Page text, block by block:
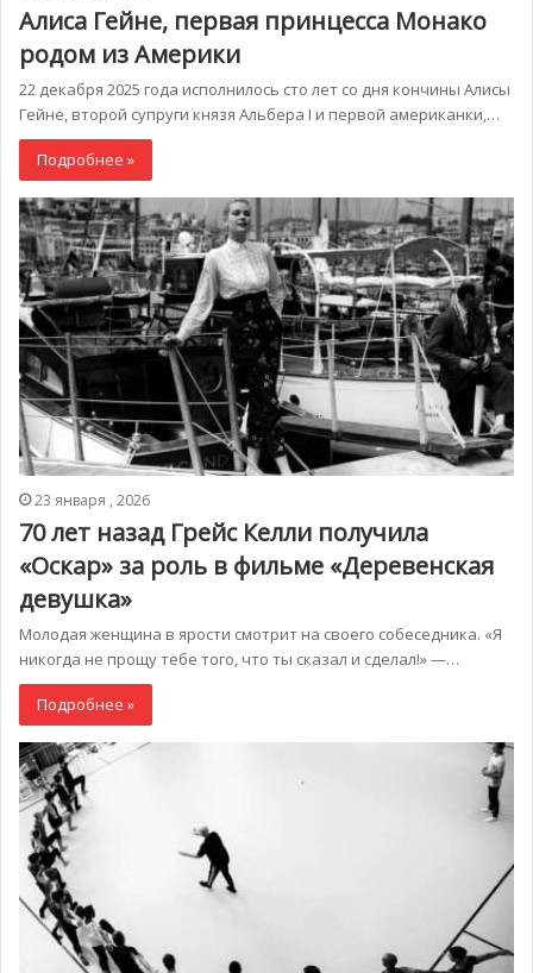
Алиса Гейне, первая принцесса Монако
родом из Америки
22 декабря 2025 года исполнилось сто лет со дня кончины Алисы
Гейне, второй супруги князя Альбера I и первой американки,…
Подробнее »
23 января , 2026
70 лет назад Грейс Келли получила
«Оскар» за роль в фильме «Деревенская
девушка»
Молодая женщина в ярости смотрит на своего собеседника. «Я
никогда не прощу тебе того, что ты сказал и сделал!» —…
Подробнее »